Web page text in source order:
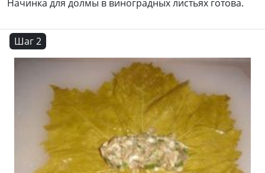
Начинка для долмы в виноградных листьях готова.
Шаг 2